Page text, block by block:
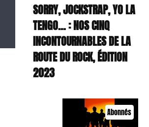
SORRY, JOCKSTRAP, YO LA
TENGO… : NOS CINQ
INCONTOURNABLES DE LA
ROUTE DU ROCK, ÉDITION
2023
Abonnés